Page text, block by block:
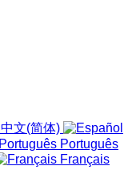
中文(简体)
Português
Français